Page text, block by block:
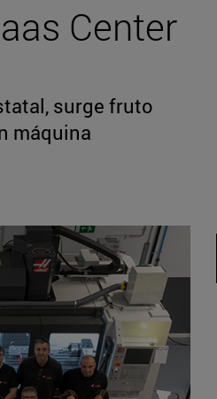
Center
surge fruto
máquina